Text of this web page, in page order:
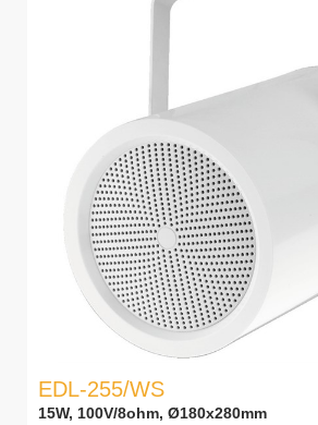
EDL-255/WS
15W, 100V/8ohm, Ø180x280mm